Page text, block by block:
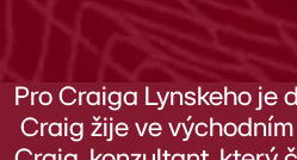
Pro Craiga Lynskeho je
Craig žije ve